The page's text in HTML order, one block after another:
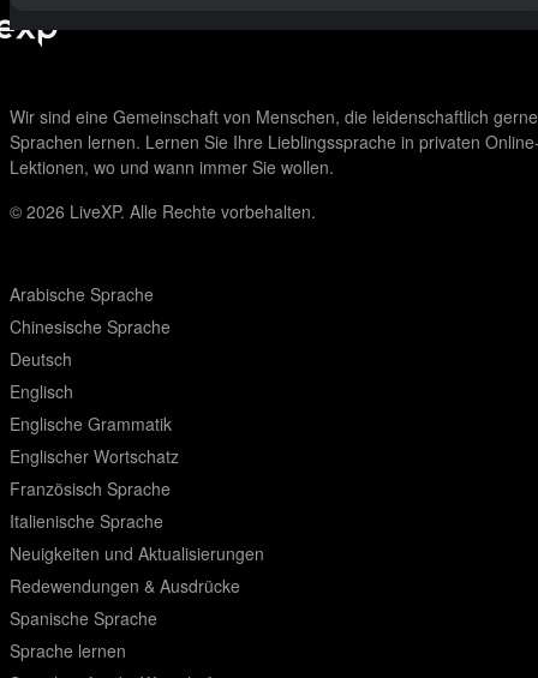
Wir sind eine Gemeinschaft von Menschen, die leidenschaftlich gerne
Sprachen lernen. Lernen Sie Ihre Lieblingssprache in privaten
Lektionen, wo und wann immer Sie wollen.
© 2026 LiveXP. Alle Rechte vorbehalten.
Arabische Sprache
Chinesische Sprache
Deutsch
Englisch
Englische Grammatik
Englischer Wortschatz
Französisch Sprache
Italienische Sprache
Neuigkeiten und Aktualisierungen
Redewendungen & Ausdrücke
Spanische Sprache
Sprache lernen